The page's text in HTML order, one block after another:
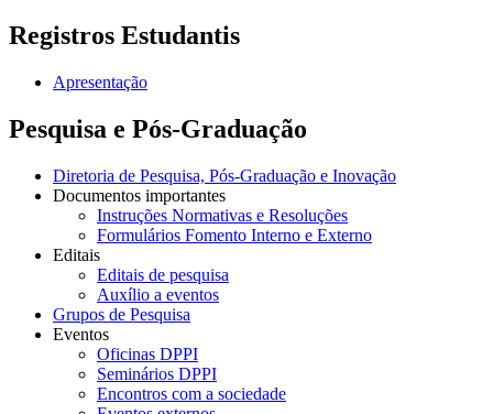
Registros Estudantis
Apresentação
Pesquisa e Pós-Graduação
Diretoria de Pesquisa, Pós-Graduação e Inovação
Documentos importantes
Instruções Normativas e Resoluções
Formulários Fomento Interno e Externo
Editais
Editais de pesquisa
Auxílio a eventos
Grupos de Pesquisa
Eventos
Oficinas DPPI
Seminários DPPI
Encontros com a sociedade